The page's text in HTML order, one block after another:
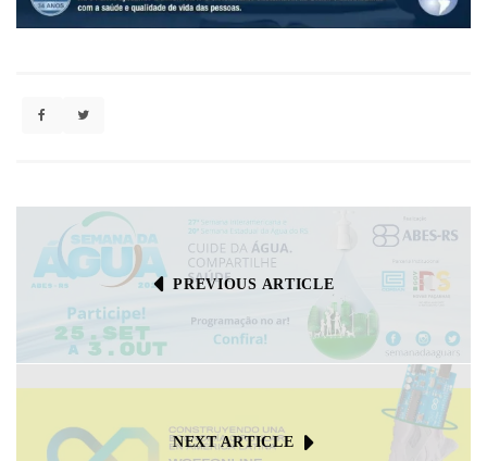
PREVIOUS ARTICLE
NEXT ARTICLE